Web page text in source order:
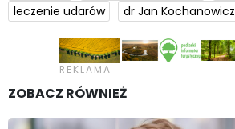
leczenie udarów
dr Jan Kochanowicz
ZOBACZ RÓWNIEŻ